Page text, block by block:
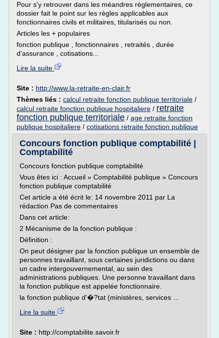
Pour s'y retrouver dans les méandres réglementaires, ce
dossier fait le point sur les règles applicables aux
fonctionnaires civils et militaires, titularisés ou non.
Articles les + populaires
fonction publique , fonctionnaires , retraités , durée
d'assurance , cotisations...
Lire la suite
Site : http://www.la-retraite-en-clair.fr
Thèmes liés : calcul retraite fonction publique territoriale /
calcul retraite fonction publique hospitaliere / retraite
fonction publique territoriale / age retraite fonction
publique hospitaliere / cotisations retraite fonction publique
Concours fonction publique comptabilité |
Comptabilité
Concours fonction publique comptabilité
Vous êtes ici : Accueil » Comptabilité publique » Concours
fonction publique comptabilité
Cet article a été écrit le: 14 novembre 2011 par La
rédaction Pas de commentaires
Dans cet article:
2 Mécanisme de la fonction publique :
Définition :
On peut désigner par la fonction publique un ensemble de
personnes travaillant, sous certaines juridictions ou dans
un cadre intergouvernemental, au sein des
administrations publiques. Une personne travaillant dans
la fonction publique est appelée fonctionnaire.
la fonction publique d'�?tat (ministères, services ...
Lire la suite
Site : http://comptabilite.savoir.fr